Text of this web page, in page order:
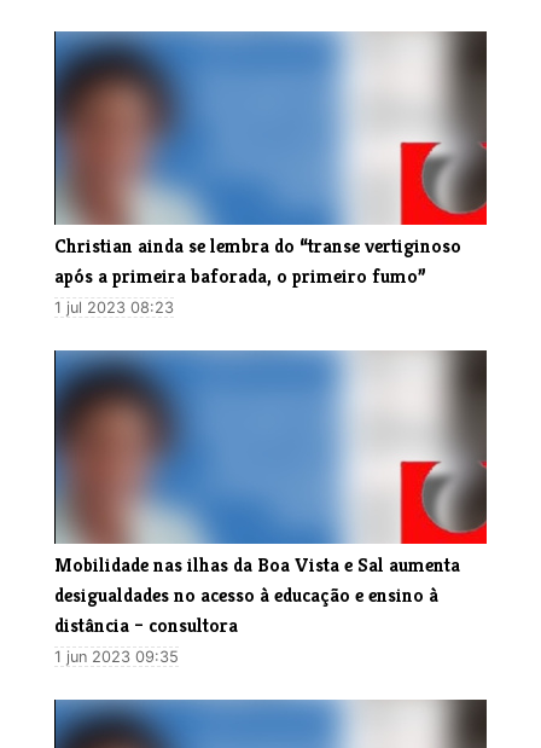
Christian ainda se lembra do “transe vertiginoso
após a primeira baforada, o primeiro fumo”
1 jul 2023 08:23
​Mobilidade nas ilhas da Boa Vista e Sal aumenta
desigualdades no acesso à educação e ensino à
distância – consultora
1 jun 2023 09:35